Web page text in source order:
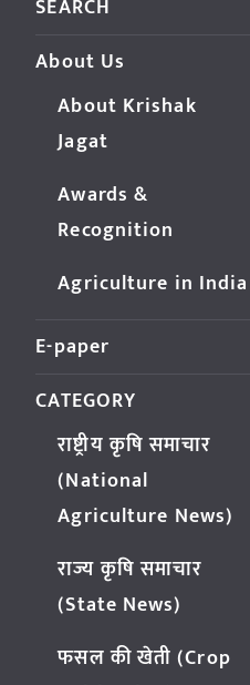
SEARCH
About Us
About Krishak
Jagat
Awards &
Recognition
Agriculture in India
E-paper
CATEGORY
राष्ट्रीय कृषि समाचार
(National
Agriculture News)
राज्य कृषि समाचार
(State News)
फसल की खेती (Crop